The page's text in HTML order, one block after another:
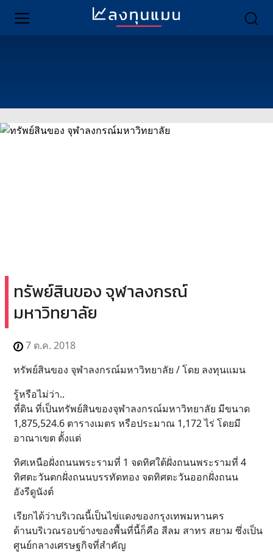
ทรัพย์สินของ จุฬาลงกรณ์
มหาวิทยาลัย
7 ต.ค. 2018
ทรัพย์สินของ จุฬาลงกรณ์มหาวิทยาลัย / โดย ลงทุนแมน
รู้หรือไม่ว่า..
ที่ดิน ที่เป็นทรัพย์สินของจุฬาลงกรณ์มหาวิทยาลัย มีขนาด
1,875,524.6 ตารางเมตร หรือประมาณ 1,172 ไร่ โดยมี
อาณาเขต ตั้งแต่
ทิศเหนือฝั่งถนนพระรามที่ 1 จดทิศใต้ฝั่งถนนพระรามที่ 4
ทิศตะวันตกฝั่งถนนบรรทัดทอง จดทิศตะวันออกฝั่งถนน
อังรีดูนังต์
เรียกได้ว่าบริเวณนี้เป็นไข่แดงของกรุงเทพมหานคร
ด้านบริเวณรอบข้างของพื้นที่นี้ก็คือ สีลม สาทร สยาม ซึ่งเป็น
ศูนย์กลางเศรษฐกิจที่สำคัญ